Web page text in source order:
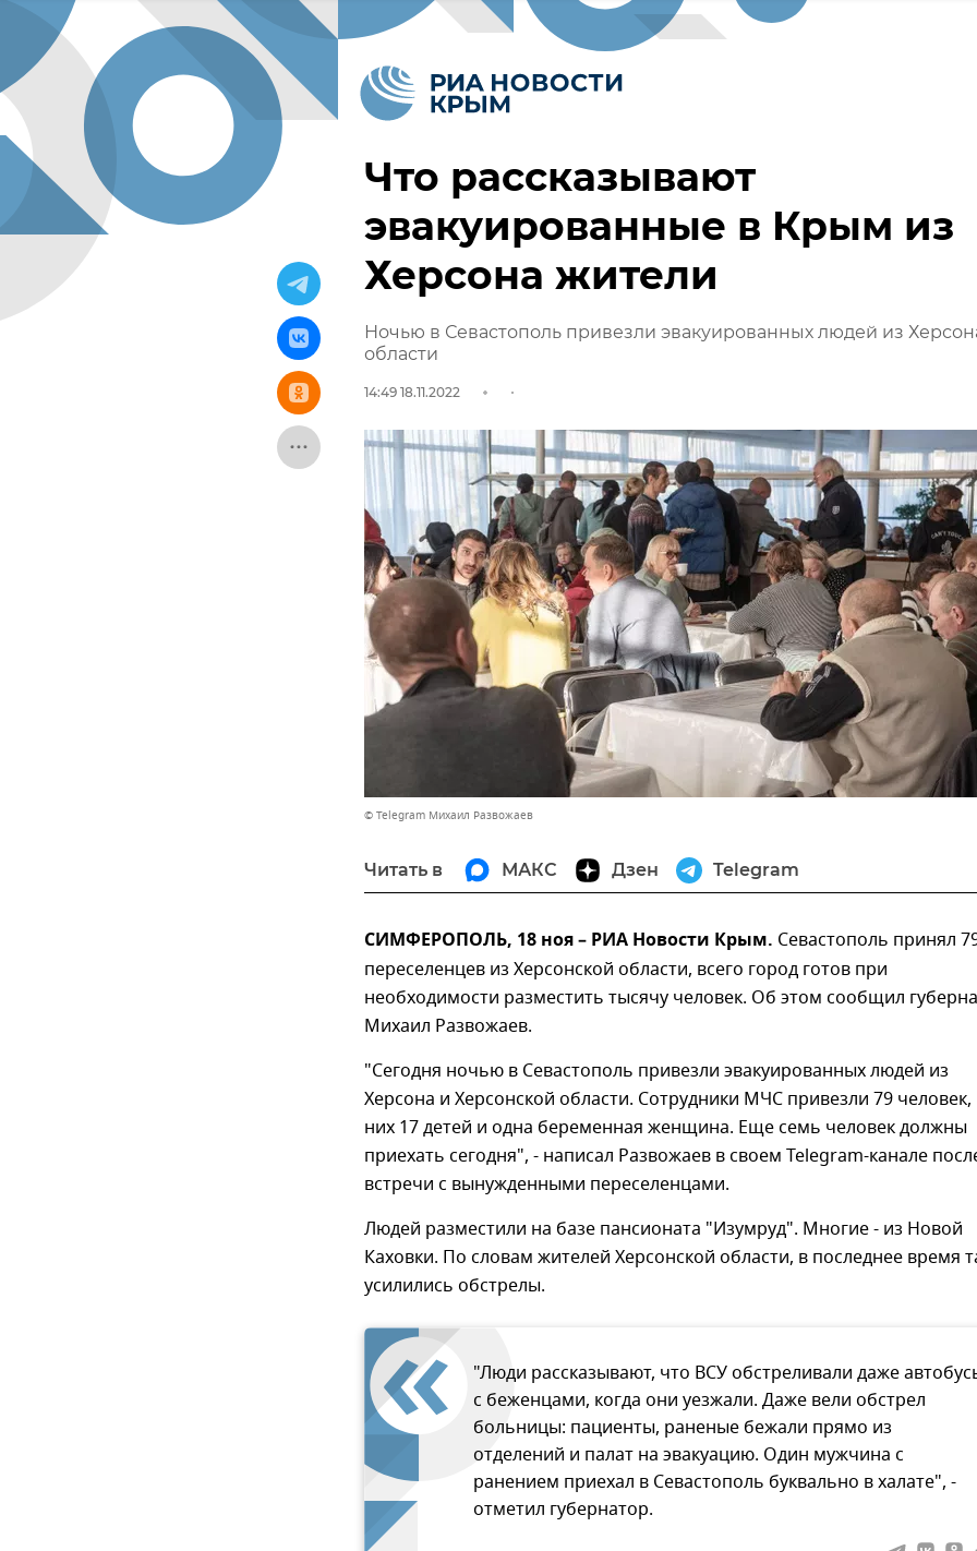
Что рассказывают
эвакуированные в Крым из
Херсона жители
Ночью в Севастополь привезли эвакуированных людей из
области
14:49 18.11.2022
© Telegram Михаил Развожаев
Читать в МАКС Дзен Telegram
СИМФЕРОПОЛЬ, 18 ноя – РИА Новости Крым. Севастополь принял
переселенцев из Херсонской области, всего город готов при
необходимости разместить тысячу человек. Об этом сообщил
Михаил Развожаев.
"Сегодня ночью в Севастополь привезли эвакуированных людей из
Херсона и Херсонской области. Сотрудники МЧС привезли 79 человек,
них 17 детей и одна беременная женщина. Еще семь человек должны
приехать сегодня", - написал Развожаев в своем Telegram-канале
встречи с вынужденными переселенцами.
Людей разместили на базе пансионата "Изумруд". Многие - из Новой
Каховки. По словам жителей Херсонской области, в последнее время
усилились обстрелы.
"Люди рассказывают, что ВСУ обстреливали даже
с беженцами, когда они уезжали. Даже вели обстрел
больницы: пациенты, раненые бежали прямо из
отделений и палат на эвакуацию. Один мужчина с
ранением приехал в Севастополь буквально в халате", -
отметил губернатор.